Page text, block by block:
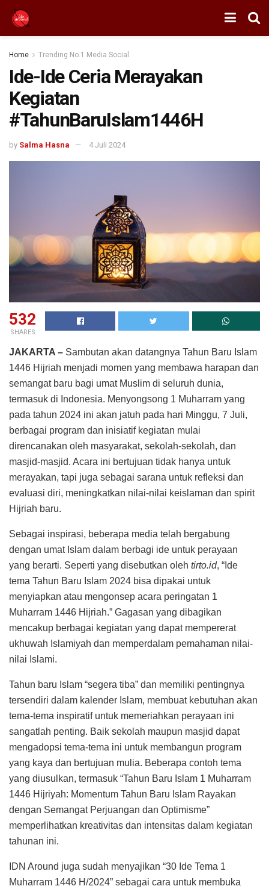
Home Trending No.1 Media Social
Ide-Ide Ceria Merayakan
Kegiatan
#TahunBaruIslam1446H
by Salma Hasna 4 Juli 2024
532
SHARES
JAKARTA – Sambutan akan datangnya Tahun Baru Islam
1446 Hijriah menjadi momen yang membawa harapan dan
semangat baru bagi umat Muslim di seluruh dunia,
termasuk di Indonesia. Menyongsong 1 Muharram yang
pada tahun 2024 ini akan jatuh pada hari Minggu, 7 Juli,
berbagai program dan inisiatif kegiatan mulai
direncanakan oleh masyarakat, sekolah-sekolah, dan
masjid-masjid. Acara ini bertujuan tidak hanya untuk
merayakan, tapi juga sebagai sarana untuk refleksi dan
evaluasi diri, meningkatkan nilai-nilai keislaman dan spirit
Hijriah baru.
Sebagai inspirasi, beberapa media telah bergabung
dengan umat Islam dalam berbagi ide untuk perayaan
yang berarti. Seperti yang disebutkan oleh tirto.id, “Ide
tema Tahun Baru Islam 2024 bisa dipakai untuk
menyiapkan atau mengonsep acara peringatan 1
Muharram 1446 Hijriah.” Gagasan yang dibagikan
mencakup berbagai kegiatan yang dapat mempererat
ukhuwah Islamiyah dan memperdalam pemahaman nilai-
nilai Islami.
Tahun baru Islam “segera tiba” dan memiliki pentingnya
tersendiri dalam kalender Islam, membuat kebutuhan akan
tema-tema inspiratif untuk memeriahkan perayaan ini
sangatlah penting. Baik sekolah maupun masjid dapat
mengadopsi tema-tema ini untuk membangun program
yang kaya dan bertujuan mulia. Beberapa contoh tema
yang diusulkan, termasuk “Tahun Baru Islam 1 Muharram
1446 Hijriyah: Momentum Tahun Baru Islam Rayakan
dengan Semangat Perjuangan dan Optimisme”
memperlihatkan kreativitas dan intensitas dalam kegiatan
tahunan ini.
IDN Around juga sudah menyajikan “30 Ide Tema 1
Muharram 1446 H/2024” sebagai cara untuk membuka